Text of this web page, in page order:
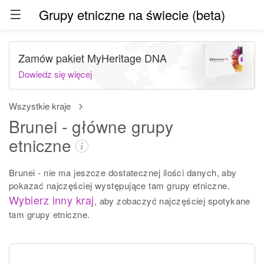
Grupy etniczne na świecie (beta)
Wszystkie kraje
Brunei - główne grupy
etniczne
Brunei - nie ma jeszcze dostatecznej ilości danych, aby
pokazać najczęściej występujące tam grupy etniczne.
Wybierz inny kraj, aby zobaczyć najczęściej spotykane
tam grupy etniczne.
Zamów pakiet MyHeritage DNA
Dowiedz się więcej